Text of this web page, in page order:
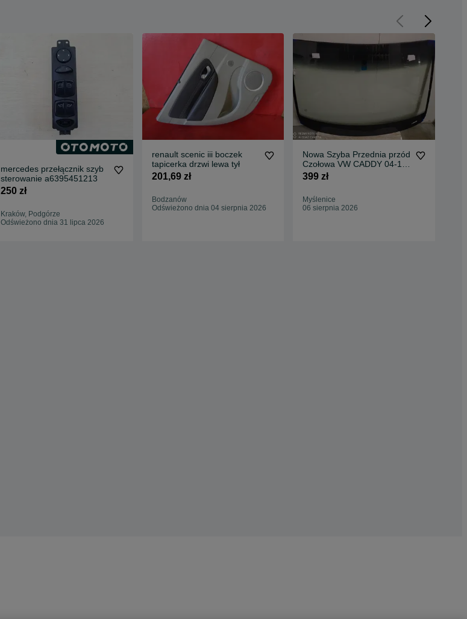
mercedes przełącznik szyb
sterowanie a6395451213
250 zł
Kraków, Podgórze
Odświeżono dnia 31 lipca 2026
renault scenic iii boczek
tapicerka drzwi lewa tył
201,69 zł
Bodzanów
Odświeżono dnia 04 sierpnia 2026
Nowa Szyba Przednia przód
Czołowa VW CADDY 04-15r
ANTENA
399 zł
Myślenice
06 sierpnia 2026